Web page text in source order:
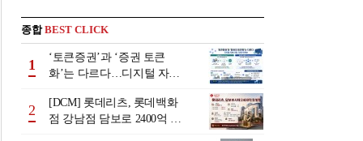
종합BEST CLICK
1
‘토큰증권’과 ‘증권 토큰
화’는 다르다…디지털 자본
2
[DCM] 롯데리츠, 롯데백화
점 강남점 담보로 2400억 조